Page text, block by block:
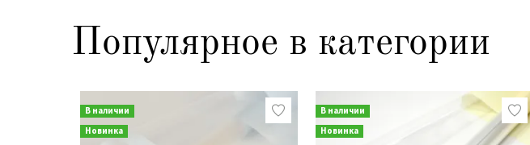
Популярное в категории
В наличии
Новинка
В наличии
Новинка